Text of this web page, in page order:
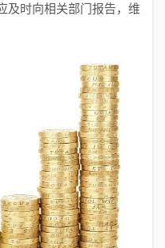
及时向相关部门报告，维